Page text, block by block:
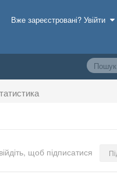
Вже зареєстровані? Увійти
щоб підписатися